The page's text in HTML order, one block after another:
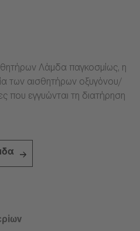
Λάμδα παγκοσμίως, η
των αισθητήρων οξυγόνου/
που εγγυώνται τη διατήρηση